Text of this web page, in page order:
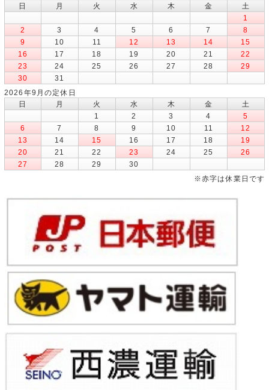
日
月 火 水 木 金
土
1
2
3 4 5 6 7
8
9
10 11 12 13 14
15
16
17 18 19 20 21
22
23
24 25 26 27 28
29
30
31
2026年9月の定休日
日
月 火 水 木 金
土
1
2 3 4
5
6
7 8 9 10 11
12
13
14 15 16 17 18
19
20
21 22 23 24 25
26
27
28 29
30
※赤字は休業日です